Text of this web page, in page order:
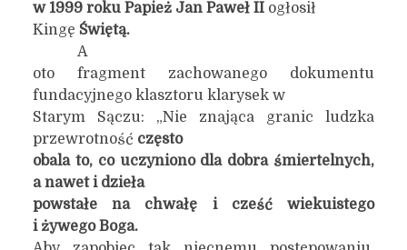
w 1999 roku Papież Jan Paweł II ogłosił
Kingę Świętą.
A
oto fragment zachowanego dokumentu
fundacyjnego klasztoru klarysek w
Starym Sączu: „Nie znająca granic ludzka
przewrotność często
obala to, co uczyniono dla dobra śmiertelnych,
a nawet i dzieła
powstałe na chwałę i cześć wiekuistego
i żywego Boga.